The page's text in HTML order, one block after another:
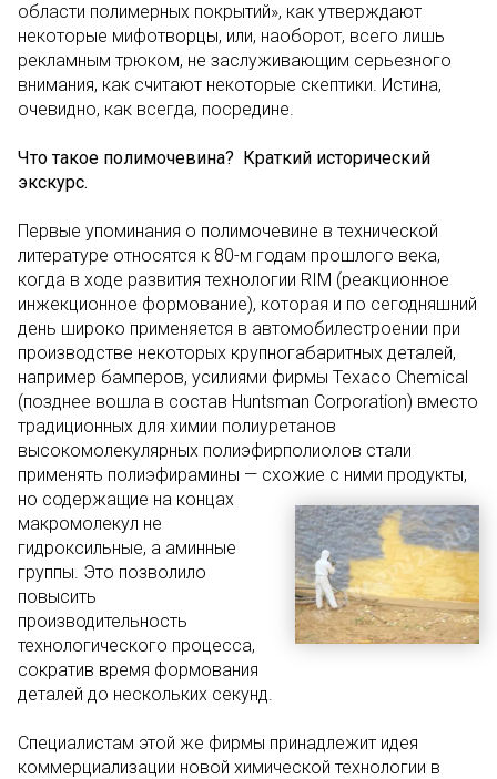
области полимерных покрытий», как утверждают
некоторые мифотворцы, или, наоборот, всего лишь
рекламным трюком, не заслуживающим серьезного
внимания, как считают некоторые скептики. Истина,
очевидно, как всегда, посредине.
Что такое полимочевина? Краткий исторический
экскурс.
Первые упоминания о полимочевине в технической
литературе относятся к 80-м годам прошлого века,
когда в ходе развития технологии RIM (реакционное
инжекционное формование), которая и по сегодняшний
день широко применяется в автомобилестроении при
производстве некоторых крупногабаритных деталей,
например бамперов, усилиями фирмы Texaco Chemical
(позднее вошла в состав Huntsman Corporation) вместо
традиционных для химии полиуретанов
высокомолекулярных полиэфирполиолов стали
применять полиэфирамины — схожие с ними продукты,
но содержащие на концах
макромолекул не
гидроксильные, а аминные
группы. Это позволило
повысить
производительность
технологического процесса,
сократив время формования
деталей до нескольких секунд.
Специалистам этой же фирмы принадлежит идея
коммерциализации новой химической технологии в